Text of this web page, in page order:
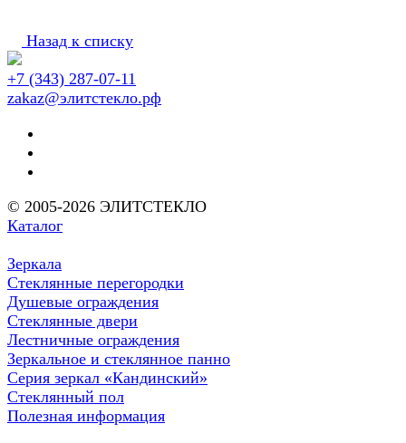
Назад к списку
+7 (343) 287-07-11
zakaz@элитстекло.рф
© 2005-2026 ЭЛИТСТЕКЛО
Каталог
Зеркала
Стеклянные перегородки
Душевые ограждения
Стеклянные двери
Лестничные ограждения
Зеркальное и стеклянное панно
Серия зеркал «Кандинский»
Стеклянный пол
Полезная информация